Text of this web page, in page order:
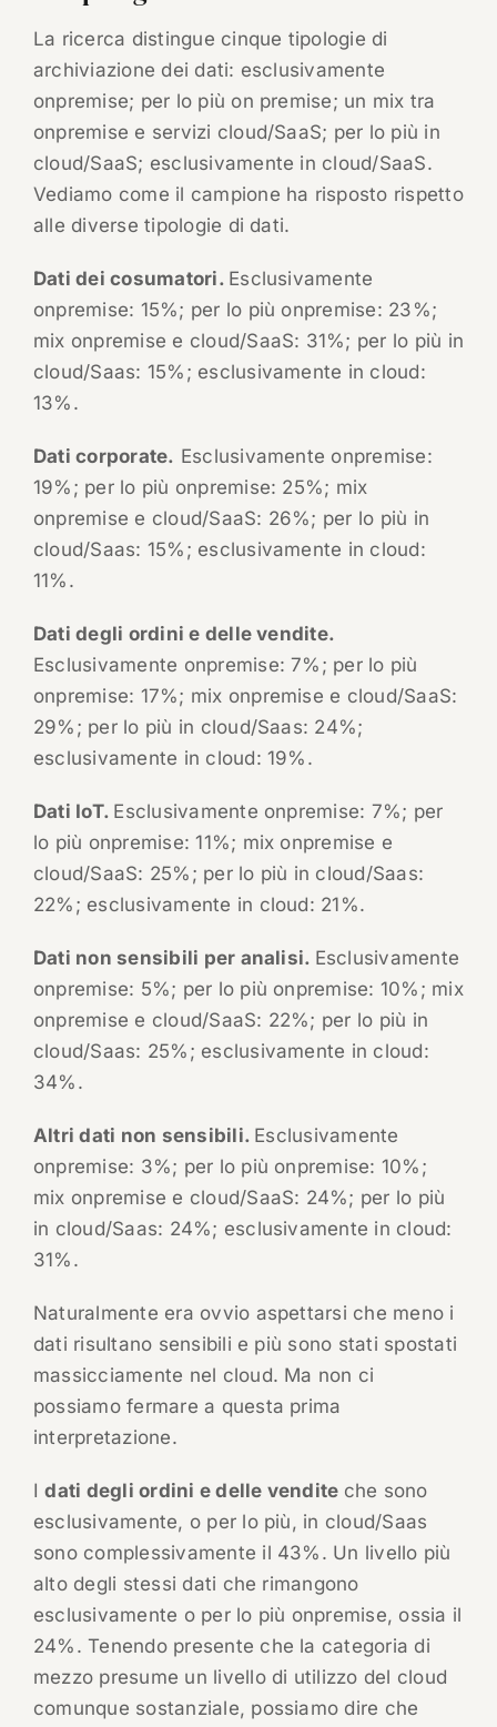
La ricerca distingue cinque tipologie di
archiviazione dei dati: esclusivamente
onpremise; per lo più on premise; un mix tra
onpremise e servizi cloud/SaaS; per lo più in
cloud/SaaS; esclusivamente in cloud/SaaS.
Vediamo come il campione ha risposto rispetto
alle diverse tipologie di dati.
Dati dei cosumatori. Esclusivamente
onpremise: 15%; per lo più onpremise: 23%;
mix onpremise e cloud/SaaS: 31%; per lo più in
cloud/Saas: 15%; esclusivamente in cloud:
13%.
Dati corporate. Esclusivamente onpremise:
19%; per lo più onpremise: 25%; mix
onpremise e cloud/SaaS: 26%; per lo più in
cloud/Saas: 15%; esclusivamente in cloud:
11%.
Dati degli ordini e delle vendite.
Esclusivamente onpremise: 7%; per lo più
onpremise: 17%; mix onpremise e cloud/SaaS:
29%; per lo più in cloud/Saas: 24%;
esclusivamente in cloud: 19%.
Dati IoT. Esclusivamente onpremise: 7%; per
lo più onpremise: 11%; mix onpremise e
cloud/SaaS: 25%; per lo più in cloud/Saas:
22%; esclusivamente in cloud: 21%.
Dati non sensibili per analisi. Esclusivamente
onpremise: 5%; per lo più onpremise: 10%; mix
onpremise e cloud/SaaS: 22%; per lo più in
cloud/Saas: 25%; esclusivamente in cloud:
34%.
Altri dati non sensibili. Esclusivamente
onpremise: 3%; per lo più onpremise: 10%;
mix onpremise e cloud/SaaS: 24%; per lo più
in cloud/Saas: 24%; esclusivamente in cloud:
31%.
Naturalmente era ovvio aspettarsi che meno i
dati risultano sensibili e più sono stati spostati
massicciamente nel cloud. Ma non ci
possiamo fermare a questa prima
interpretazione.
Idati degli ordini e delle vendite che sono
esclusivamente, o per lo più, in cloud/Saas
sono complessivamente il 43%. Un livello più
alto degli stessi dati che rimangono
esclusivamente o per lo più onpremise, ossia il
24%. Tenendo presente che la categoria di
mezzo presume un livello di utilizzo del cloud
comunque sostanziale, possiamo dire che